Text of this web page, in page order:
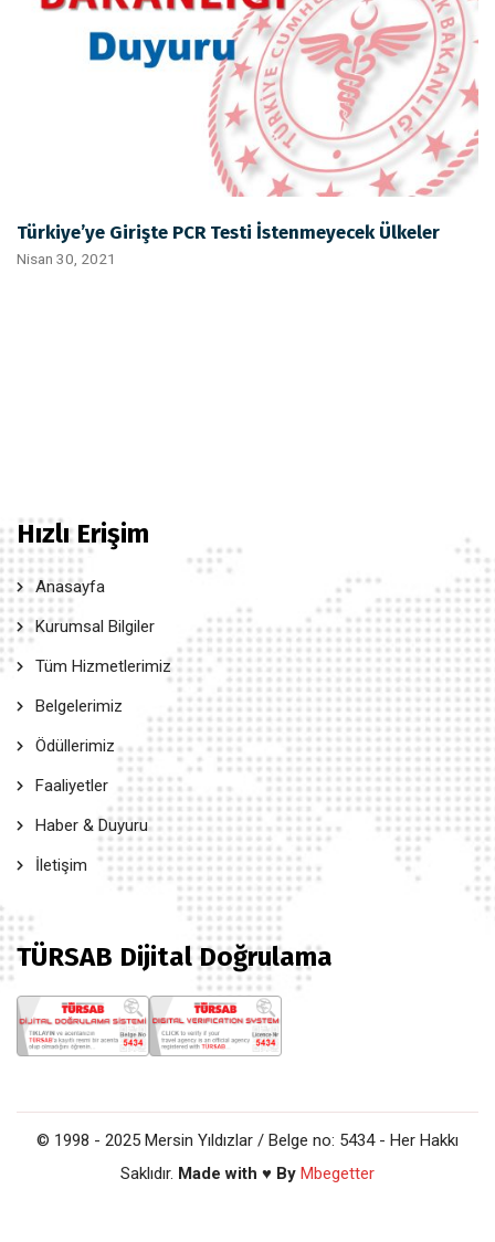
Türkiye’ye Girişte PCR Testi İstenmeyecek Ülkeler
Nisan 30, 2021
Hızlı Erişim
Anasayfa
Kurumsal Bilgiler
Tüm Hizmetlerimiz
Belgelerimiz
Ödüllerimiz
Faaliyetler
Haber & Duyuru
İletişim
TÜRSAB Dijital Doğrulama
© 1998 - 2025 Mersin Yıldızlar / Belge no: 5434 - Her Hakkı
Saklıdır. Made with ♥ By Mbegetter